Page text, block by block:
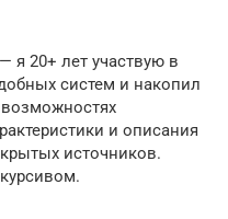
я 20+ лет участвую в
систем и накопил
и описания
источников.